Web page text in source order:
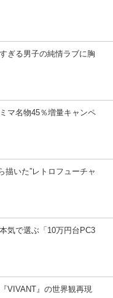
ぎる男子の純情ラブに胸
マ名物45％増量キャンペ
いた”レトロフューチャ
気で選ぶ「10万円台PC3
VIVANT』の世界観再現